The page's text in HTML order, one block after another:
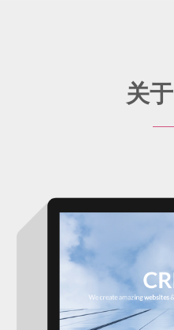
关于